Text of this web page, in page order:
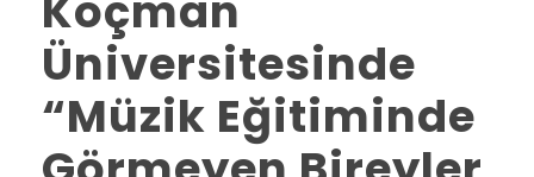
Üniversitesinde
“Müzik Eğitiminde